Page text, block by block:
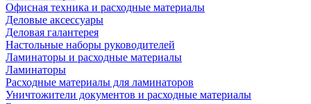
Офисная техника и расходные материалы
Деловые аксессуары
Деловая галантерея
Настольные наборы руководителей
Ламинаторы и расходные материалы
Ламинаторы
Расходные материалы для ламинаторов
Уничтожители документов и расходные материалы